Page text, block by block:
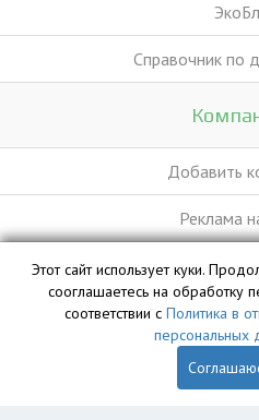
Справочник по
Добавить
Реклама
База данных сайта vyvoz.org
собственностью ООО
Этот сайт использует куки.
сооглашаетесь на обработку
соответствии с Политика в
персональных